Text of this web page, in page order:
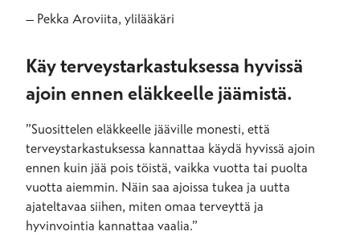
– Pekka Aroviita, ylilääkäri
Käy terveystarkastuksessa hyvissä
ajoin ennen eläkkeelle jäämistä.
”Suosittelen eläkkeelle jääville monesti, että
terveystarkastuksessa kannattaa käydä hyvissä ajoin
ennen kuin jää pois töistä, vaikka vuotta tai puolta
vuotta aiemmin. Näin saa ajoissa tukea ja uutta
ajateltavaa siihen, miten omaa terveyttä ja
hyvinvointia kannattaa vaalia.”